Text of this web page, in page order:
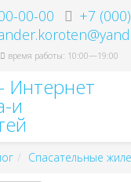
00-00
+7
время работы: 10:00—19:00
Спасательные